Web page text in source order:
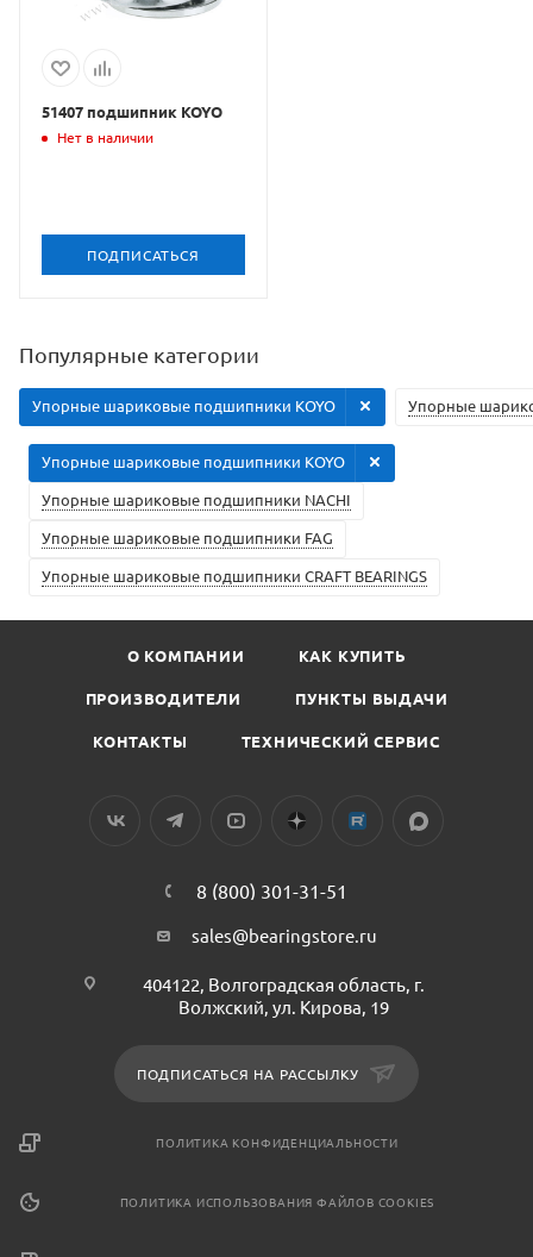
51407 подшипник KOYO
Нет в наличии
ПОДПИСАТЬСЯ
Популярные категории
Упорные
Упорные шариковые подшипники KOYO
Упорные шариковые подшипники NACHI
Упорные шариковые подшипники KOYO
Упорные шариковые подшипники FAG
Упорные шариковые подшипники CRAFT BEARINGS
О КОМПАНИИ КАК КУПИТЬ
ПРОИЗВОДИТЕЛИ ПУНКТЫ ВЫДАЧИ
КОНТАКТЫ ТЕХНИЧЕСКИЙ СЕРВИС
8 (800) 301-31-51
sales@bearingstore.ru
404122, Волгоградская область, г.
Волжский, ул. Кирова, 19
ПОДПИСАТЬСЯ НА РАССЫЛКУ
ПОЛИТИКА КОНФИДЕНЦИАЛЬНОСТИ
ПОЛИТИКА ИСПОЛЬЗОВАНИЯ ФАЙЛОВ COOKIES